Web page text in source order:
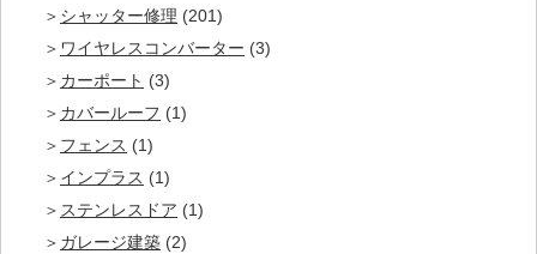
シャッター修理 (201)
ワイヤレスコンバーター (3)
カーポート (3)
カバールーフ (1)
フェンス (1)
インプラス (1)
ステンレスドア (1)
ガレージ建築 (2)